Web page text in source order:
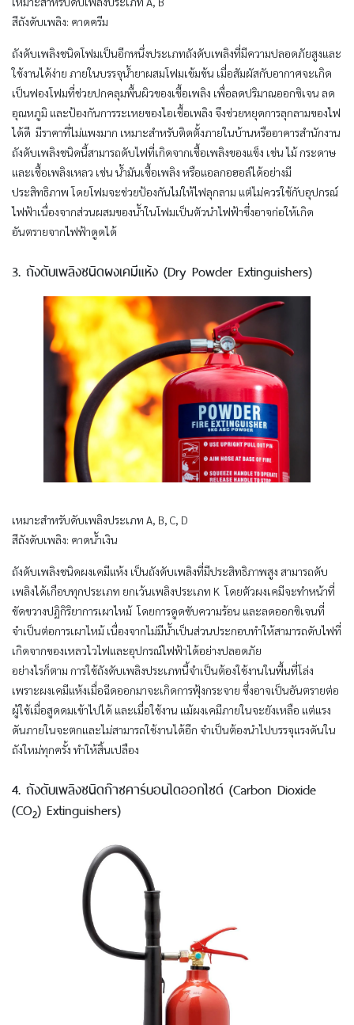
สีถังดับเพลิง: คาดครีม
ถังดับเพลิงชนิดโฟมเป็นอีกหนึ่งประเภทถังดับเพลิงที่มีความปลอดภัยสูงและ
ใช้งานได้ง่าย ภายในบรรจุน้ำยาผสมโฟมเข้มข้น เมื่อสัมผัสกับอากาศจะเกิด
เป็นฟองโฟมที่ช่วยปกคลุมพื้นผิวของเชื้อเพลิง เพื่อลดปริมาณออกซิเจน ลด
อุณหภูมิ และป้องกันการระเหยของไอเชื้อเพลิง จึงช่วยหยุดการลุกลามของไฟ
ได้ดี มีราคาที่ไม่แพงมาก เหมาะสำหรับติดตั้งภายในบ้านหรืออาคารสำนักงาน
ถังดับเพลิงชนิดนี้สามารถดับไฟที่เกิดจากเชื้อเพลิงของแข็ง เช่น ไม้ กระดาษ
และเชื้อเพลิงเหลว เช่น น้ำมันเชื้อเพลิง หรือแอลกอฮอล์ได้อย่างมี
ประสิทธิภาพ โดยโฟมจะช่วยป้องกันไม่ให้ไฟลุกลาม แต่ไม่ควรใช้กับอุปกรณ์
ไฟฟ้าเนื่องจากส่วนผสมของน้ำในโฟมเป็นตัวนำไฟฟ้าซึ่งอาจก่อให้เกิด
อันตรายจากไฟฟ้าดูดได้
3. ถังดับเพลิงชนิดผงเคมีแห้ง (Dry Powder Extinguishers)
เหมาะสำหรับดับเพลิงประเภท A, B, C, D
สีถังดับเพลิง: คาดน้ำเงิน
ถังดับเพลิงชนิดผงเคมีแห้ง เป็นถังดับเพลิงที่มีประสิทธิภาพสูง สามารถดับ
เพลิงได้เกือบทุกประเภท ยกเว้นเพลิงประเภท K โดยตัวผงเคมีจะทำหน้าที่
ขัดขวางปฏิกิริยาการเผาไหม้ โดยการดูดซับความร้อน และลดออกซิเจนที่
จำเป็นต่อการเผาไหม้ เนื่องจากไม่มีน้ำเป็นส่วนประกอบทำให้สามารถดับไฟที่
เกิดจากของเหลวไวไฟและอุปกรณ์ไฟฟ้าได้อย่างปลอดภัย
อย่างไรก็ตาม การใช้ถังดับเพลิงประเภทนี้จำเป็นต้องใช้งานในพื้นที่โล่ง
เพราะผงเคมีแห้งเมื่อฉีดออกมาจะเกิดการฟุ้งกระจาย ซึ่งอาจเป็นอันตรายต่อ
ผู้ใช้เมื่อสูดดมเข้าไปได้ และเมื่อใช้งาน แม้ผงเคมีภายในจะยังเหลือ แต่แรง
ดันภายในจะตกและไม่สามารถใช้งานได้อีก จำเป็นต้องนำไปบรรจุแรงดันใน
ถังใหม่ทุกครั้ง ทำให้สิ้นเปลือง
4. ถังดับเพลิงชนิดก๊าซคาร์บอนไดออกไซด์ (Carbon Dioxide
(CO2) Extinguishers)